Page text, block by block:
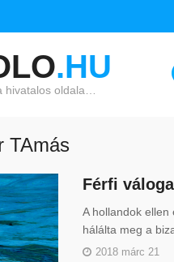
.HU
hivatalos oldala…
TAmás
Férfi
A hollandok
hálálta meg a
2018 márc 21